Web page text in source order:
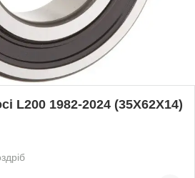
L200 1982-2024 (35X62X14)